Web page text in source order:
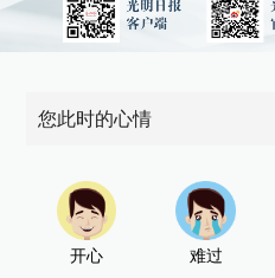
您此时的心情
开心 难过